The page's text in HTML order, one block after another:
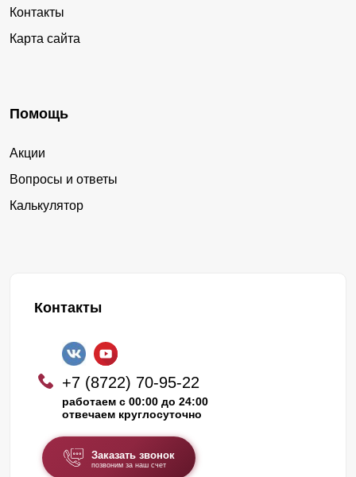
Контакты
Карта сайта
Помощь
Акции
Вопросы и ответы
Калькулятор
Контакты
+7 (8722) 70-95-22
работаем с 00:00 до 24:00
отвечаем круглосуточно
Заказать звонок
позвоним за наш счет